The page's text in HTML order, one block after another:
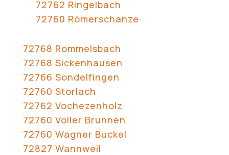
72762 Ringelbach
72760 Römerschanze
72768 Rommelsbach
72768 Sickenhausen
72766 Sondelfingen
72760 Storlach
72762 Vochezenholz
72760 Voller Brunnen
72760 Wagner Buckel
72827 Wannweil